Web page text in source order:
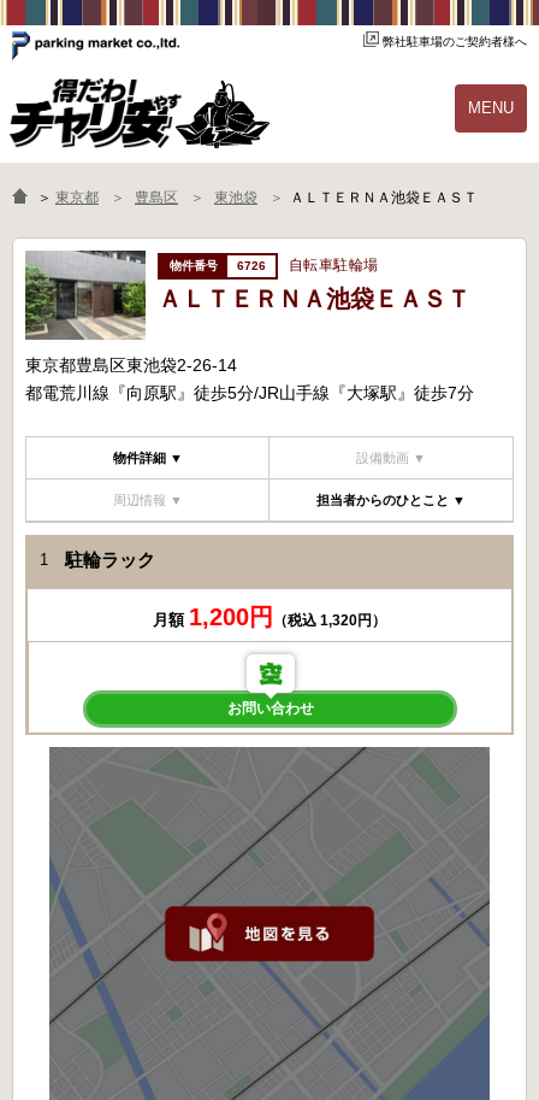
弊社駐車場のご契約者様へ
MENU
物件一覧 ご契約の流れ
よくあるご質問 駐輪場オーナー様へ
＞ 東京都 豊島区 東池袋 ＡＬＴＥＲＮＡ池袋ＥＡＳＴ
6726 自転車駐輪場
ＡＬＴＥＲＮＡ池袋ＥＡＳＴ
東京都豊島区東池袋2-26-14
都電荒川線『向原駅』徒歩5分/JR山手線『大塚駅』徒歩7分
物件詳細 ▼ 設備動画 ▼
周辺情報 ▼ 担当者からのひとこと ▼
1 駐輪ラック
月額 1,200円 （税込 1,320円）
お問い合わせ